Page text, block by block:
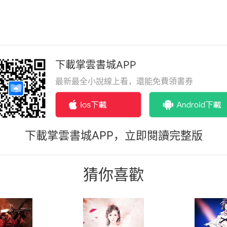
下載掌雲書城APP
最新最全小說線上看，還能免費領書券
下載掌雲書城APP，立即閱讀完整版
猜你喜歡